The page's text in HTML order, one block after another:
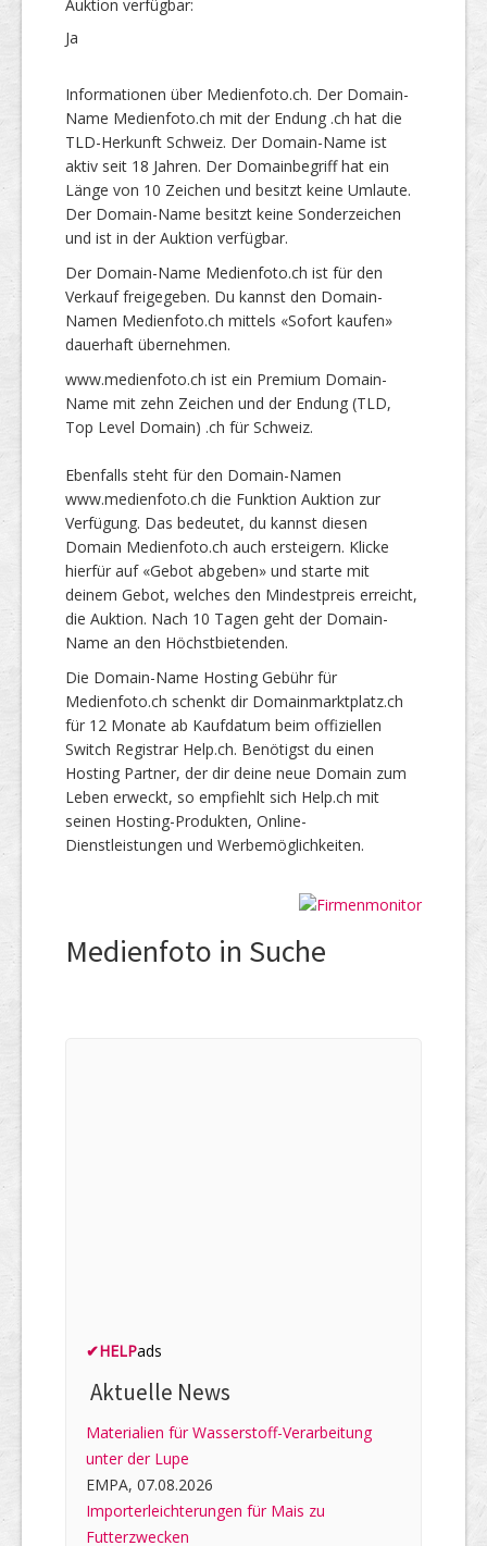
Auktion verfügbar:
Ja
Informationen über Medienfoto.ch. Der Domain-
Name Medienfoto.ch mit der Endung .ch hat die
TLD-Herkunft Schweiz. Der Domain-Name ist
aktiv seit 18 Jahren. Der Domainbegriff hat ein
Länge von 10 Zeichen und besitzt keine Umlaute.
Der Domain-Name besitzt keine Sonderzeichen
und ist in der Auktion verfügbar.
Der Domain-Name Medienfoto.ch ist für den
Verkauf freigegeben. Du kannst den Domain-
Namen Medienfoto.ch mittels «Sofort kaufen»
dauerhaft übernehmen.
www.medienfoto.ch ist ein Premium Domain-
Name mit zehn Zeichen und der Endung (TLD,
Top Level Domain) .ch für Schweiz.
Ebenfalls steht für den Domain-Namen
www.medienfoto.ch die Funktion Auktion zur
Verfügung. Das bedeutet, du kannst diesen
Domain Medienfoto.ch auch ersteigern. Klicke
hierfür auf «Gebot abgeben» und starte mit
deinem Gebot, welches den Mindestpreis erreicht,
die Auktion. Nach 10 Tagen geht der Domain-
Name an den Höchstbietenden.
Die Domain-Name Hosting Gebühr für
Medienfoto.ch schenkt dir Domainmarktplatz.ch
für 12 Monate ab Kaufdatum beim offiziellen
Switch Registrar Help.ch. Benötigst du einen
Hosting Partner, der dir deine neue Domain zum
Leben erweckt, so empfiehlt sich Help.ch mit
seinen Hosting-Produkten, Online-
Dienstleistungen und Werbemöglichkeiten.
Medienfoto in Suche
✔HELPads
Aktuelle News
Materialien für Wasserstoff-Verarbeitung
unter der Lupe
EMPA, 07.08.2026
Importerleichterungen für Mais zu
Futterzwecken